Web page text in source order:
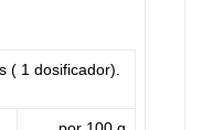
( 1 dosificador).